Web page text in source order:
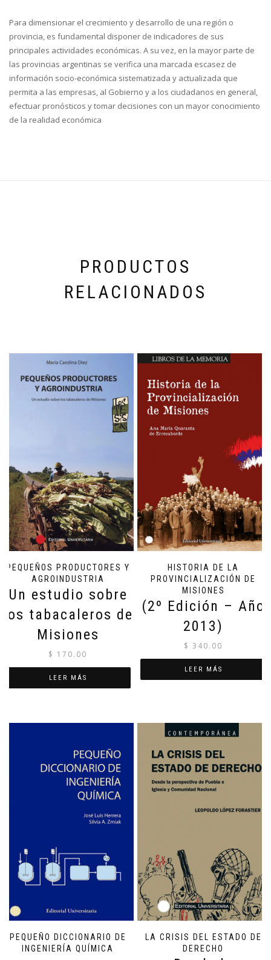
Para dimensionar el crecimiento y desarrollo de una región o
provincia, es fundamental disponer de indicadores de sus
principales actividades económicas. A su vez, en la mayor parte de
las provincias argentinas se verifica una marcada escasez de
información socio-económica sistematizada y actualizada que
permita a las empresas, al Gobierno y a los ciudadanos en general,
efectuar pronósticos y tomar decisiones con un mayor conocimiento
de la realidad económica
PRODUCTOS
RELACIONADOS
PEQUEÑOS PRODUCTORES Y
AGROINDUSTRIA
Un estudio sobre
los tabacaleros de
Misiones
$ 170.00
LEER MÁS
HISTORIA DE LA
PROVINCIALIZACIÓN DE
MISIONES
(2º Edición – Año
2013)
$ 340.00
LEER MÁS
PEQUEÑO DICCIONARIO DE
INGENIERÍA QUÍMICA
LA CRISIS DEL ESTADO DE
DERECHO